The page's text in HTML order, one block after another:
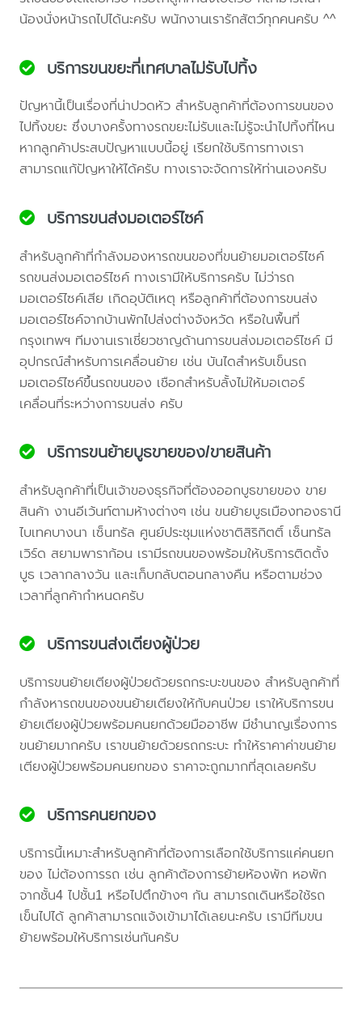
น้องนั่งหน้ารถไปได้นะครับ พนักงานเรารักสัตว์ทุกคนครับ ^^
บริการขนขยะที่เทศบาลไม่รับไปทิ้ง
ปัญหานี้เป็นเรื่องที่น่าปวดหัว สำหรับลูกค้าที่ต้องการขนของ
ไปทิ้งขยะ ซึ่งบางครั้งทางรถขยะไม่รับและไม่รู้จะนำไปทิ้งที่ไหน
หากลูกค้าประสบปัญหาแบบนี้อยู่ เรียกใช้บริการทางเรา
สามารถแก้ปัญหาให้ได้ครับ ทางเราจะจัดการให้ท่านเองครับ
บริการขนส่งมอเตอร์ไซค์
สำหรับลูกค้าที่กำลังมองหารถขนของที่ขนย้ายมอเตอร์ไซค์
รถขนส่งมอเตอร์ไซค์ ทางเรามีให้บริการครับ ไม่ว่ารถ
มอเตอร์ไซค์เสีย เกิดอุบัติเหตุ หรือลูกค้าที่ต้องการขนส่ง
มอเตอร์ไซค์จากบ้านพักไปส่งต่างจังหวัด หรือในพื้นที่
กรุงเทพฯ ทีมงานเราเชี่ยวชาญด้านการขนส่งมอเตอร์ไซค์ มี
อุปกรณ์สำหรับการเคลื่อนย้าย เช่น บันไดสำหรับเข็นรถ
มอเตอร์ไซค์ขึ้นรถขนของ เชือกสำหรับลั้งไม่ให้มอเตอร์
เคลื่อนที่ระหว่างการขนส่ง ครับ
บริการขนย้ายบูธขายของ/ขายสินค้า
สำหรับลูกค้าที่เป็นเจ้าของธุรกิจที่ต้องออกบูธขายของ ขาย
สินค้า งานอีเว้นท์ตามห้างต่างๆ เช่น ขนย้ายบูธเมืองทองธานี
ไบเทคบางนา เซ็นทรัล ศูนย์ประชุมแห่งชาติสิริกิตติ์ เซ็นทรัล
เวิร์ด สยามพาราก้อน เรามีรถขนของพร้อมให้บริการติดตั้ง
บูธ เวลากลางวัน และเก็บกลับตอนกลางคืน หรือตามช่วง
เวลาที่ลูกค้ากำหนดครับ
บริการขนส่งเตียงผู้ป่วย
บริการขนย้ายเตียงผู้ป่วยด้วยรถกระบะขนของ สำหรับลูกค้าที่
กำลังหารถขนของขนย้ายเตียงให้กับคนป่วย เราให้บริการขน
ย้ายเตียงผู้ป่วยพร้อมคนยกด้วยมืออาชีพ มีชำนาญเรื่องการ
ขนย้ายมากครับ เราขนย้ายด้วยรถกระบะ ทำให้ราคาค่าขนย้าย
เตียงผู้ป่วยพร้อมคนยกของ ราคาจะถูกมากที่สุดเลยครับ
บริการคนยกของ
บริการนี้เหมาะสำหรับลูกค้าที่ต้องการเลือกใช้บริการแค่คนยก
ของ ไม่ต้องการรถ เช่น ลูกค้าต้องการย้ายห้องพัก หอพัก
จากชั้น4 ไปชั้น1 หรือไปตึกข้างๆ กัน สามารถเดินหรือใช้รถ
เข็นไปได้ ลูกค้าสามารถแจ้งเข้ามาได้เลยนะครับ เรามีทีมขน
ย้ายพร้อมให้บริการเช่นกันครับ